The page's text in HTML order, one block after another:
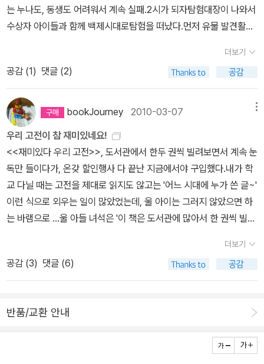
는 누나도, 동생도 어려워서 계속 실패.2시가 되자탐험대장이 나와서
수상자 아이들과 함께 백제시대로탐험을 떠났다.먼저 유물 발견활동
달과 아사녀 연극 관람 등 체험활동을 여러 가지 하였다.누나 덕에 동
생도 여러가지 활동을 끼어서 했다.백제 시대 유물들이다. 왼쪽은 남
자들의 소변용기로 사용되었다고 한다. 오른쪽은 수막새이다.체험활
동이 끝난 후 시상식을 하였다.지난 번 마당을 나온 암탉에 비하면 조
촐하게 북 까페에서 하였다.역사일기에 그림을 그리신 화가분으로부
터 상장을 받고 있는 딸의 모습이다.특별상을 수상하였다. 부상으로
는 역사신문 6권을 받았다.출판사 안에 전시된 <마당을 나온 암탉>
애니메이션 원화이다. 제일 아름답다고 느낀 장면이다. 영화의 첫 장
면이기도 하다.색감이 진짜 뛰어나다.6년간 공들인 흔적이 보인다.지
난 번에는 원화를 찍어 오지 못해 이번에는 마음먹고 찍어 왔다.아들
이 졸라서 애니메이션 책도 사왔다.저학년 어린이들에게 딱이다.잎싹
이 제일 행복해 보이는 장면이다.행사가 모두 끝나고 주최측에서옥수
수, 고구마,감자, 수박, 식혜 등을 마련해 주셔서배불리 먹었다.준비해
빼곡하게, 역사적 사실들을 아주 세세하게, 그림까지, 마인드 맵까지,
도 이 행사가 있다면 딸과 함께 다시 도전해 보려고 한다.멋진 대회,
멋진 체험활동, 멋진 시상식, 멋진 간식 준비해주신 사계절에게 감사
더보기
공감 (1) 댓글 (2)
bookJourney 2010-03-07
우리 고전이 참 재미있네요!
<<재미있다 우리 고전>>, 도서관에서 한두 권씩 빌려보면서 계속 눈
독만 들이다가, 온갖 할인행사 다 끝난 지금에서야 구입했다.내가 학
교 다닐 때는 고전을 제대로 읽지도 않고는 '어느 시대에 누가 쓴 글~'
이런 식으로 외우는 일이 많았었는데, 울 아이는 그러지 않았으면 하
는 바램으로 ...울 아들 녀석은 '이 책은 도서관에 많아서 한 권씩 빌려
더니, '우리 고전이 참 재미있네요!'라며,이틀 동안 몇 권을꺼내 계속
읽고 있다. (흥, 그렇게 열심히 읽을 거면서 엄마 구박은 왜 하누?)아
이가 처음 집어든책은 <<사씨남정기>>. '장희빈 얘기라지요?'라며
계속 한다.'엄마, 교씨가 장희빈인가요?''보는 사람 입장에 따라서는
다를 수 있지 않아요?''장희빈 편 사람들 입장에서는 인현왕후가 교씨
처럼 보일 수도 있지 않겠어요?'권말의 설명까지 꼼꼼하게 읽으며, 김
더보기
공감 (3) 댓글 (6)
반품/교환 안내